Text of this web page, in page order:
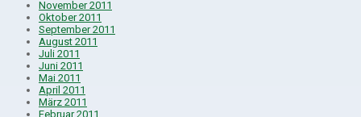
November 2011
Oktober 2011
September 2011
August 2011
Juli 2011
Juni 2011
Mai 2011
April 2011
März 2011
Februar 2011